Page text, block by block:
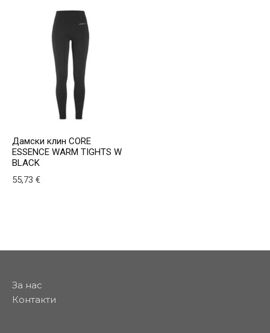
Дамски клин CORE
ESSENCE WARM TIGHTS W
BLACK
55,73 €
За нас
Контакти